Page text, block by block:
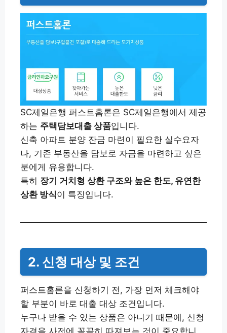
SC제일은행 퍼스트홈론은 SC제일은행에서 제공
하는 주택담보대출 상품입니다.
신축 아파트 분양 잔금 마련이 필요한 실수요자
나, 기존 부동산을 담보로 자금을 마련하고 싶은
분에게 유용합니다.
특히 장기 거치형 상환 구조와 높은 한도, 유연한
상환 방식이 특징입니다.
2. 신청 대상 및 조건
퍼스트홈론을 신청하기 전, 가장 먼저 체크해야
할 부분이 바로 대출 대상 조건입니다.
누구나 받을 수 있는 상품은 아니기 때문에, 신청